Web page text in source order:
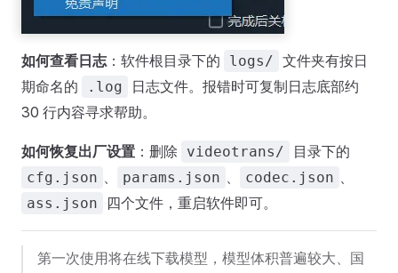
如何查看日志：软件根目录下的 logs/ 文件夹有按日
期命名的
.log
日志文件。报错时可复制日志底部约
30 行内容寻求帮助。
如何恢复出厂设置 ：删除 videotrans/ 目录下的
cfg.json 、 params.json 、 codec.json 、
ass.json 四个文件，重启软件即可。
第一次使用将在线下载模型，模型体积普遍较大、国